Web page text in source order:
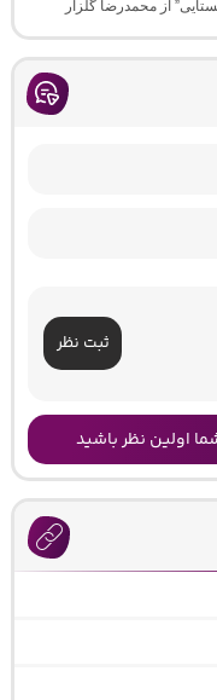
از محمدرضا گلزار
ثبت نظر
اولین نظر باشید